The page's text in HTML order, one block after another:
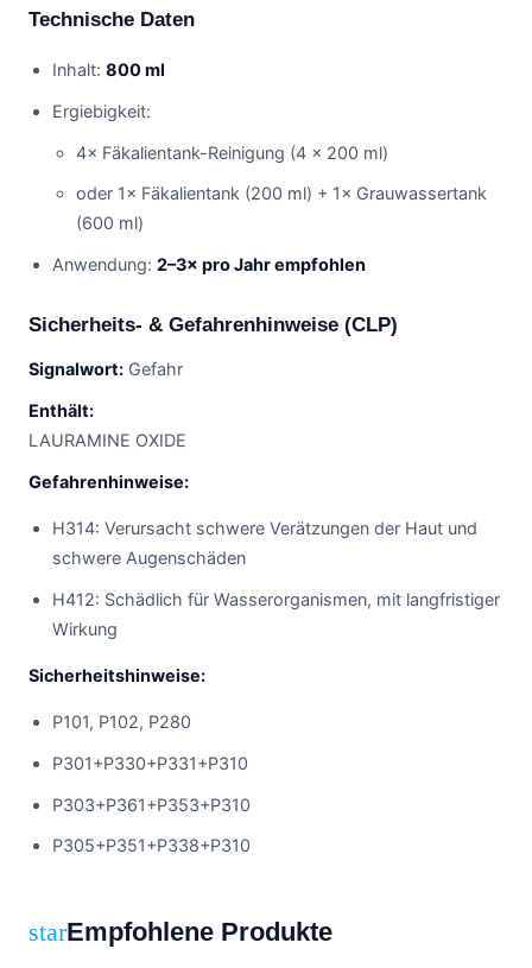
Technische Daten
Inhalt: 800 ml
Ergiebigkeit:
4× Fäkalientank-Reinigung (4 × 200 ml)
oder 1× Fäkalientank (200 ml) + 1× Grauwassertank
(600 ml)
Anwendung: 2–3× pro Jahr empfohlen
Sicherheits- & Gefahrenhinweise (CLP)
Signalwort: Gefahr
Enthält:
LAURAMINE OXIDE
Gefahrenhinweise:
H314: Verursacht schwere Verätzungen der Haut und
schwere Augenschäden
H412: Schädlich für Wasserorganismen, mit langfristiger
Wirkung
Sicherheitshinweise:
P101, P102, P280
P301+P330+P331+P310
P303+P361+P353+P310
P305+P351+P338+P310
starEmpfohlene Produkte